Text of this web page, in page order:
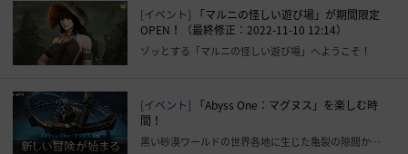
[イベント]
「マルニの怪しい遊び場」が期間限定
OPEN！（最終修正：2022-11-10 12:14）
ゾッとする「マルニの怪しい遊び場」へようこそ！
[イベント]
「Abyss One：マグヌス」を楽しむ時
間！
黒い砂漠ワールドの世界各地に生じた亀裂の隙間から現れた「Abyss One：マグヌス」